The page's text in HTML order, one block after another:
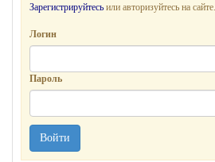
Зарегистрируйтесь или авторизуйтесь на сайте.
Логин
Пароль